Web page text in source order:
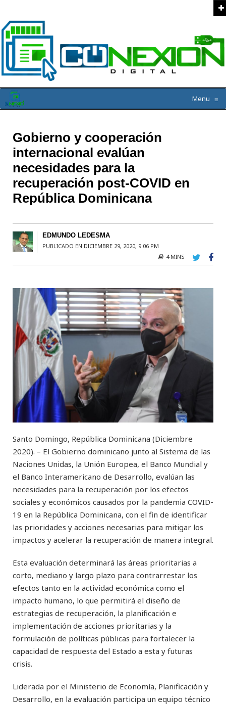
Menu ≡
Gobierno y cooperación
internacional evalúan
necesidades para la
recuperación post-COVID en
República Dominicana
EDMUNDO LEDESMA
PUBLICADO EN DICIEMBRE 29, 2020, 9:06 PM
4 MINS
Santo Domingo, República Dominicana (Diciembre
2020). – El Gobierno dominicano junto al Sistema de las
Naciones Unidas, la Unión Europea, el Banco Mundial y
el Banco Interamericano de Desarrollo, evalúan las
necesidades para la recuperación por los efectos
sociales y económicos causados por la pandemia COVID-
19 en la República Dominicana, con el fin de identificar
las prioridades y acciones necesarias para mitigar los
impactos y acelerar la recuperación de manera integral.
Esta evaluación determinará las áreas prioritarias a
corto, mediano y largo plazo para contrarrestar los
efectos tanto en la actividad económica como el
impacto humano, lo que permitirá el diseño de
estrategias de recuperación, la planificación e
implementación de acciones prioritarias y la
formulación de políticas públicas para fortalecer la
capacidad de respuesta del Estado a esta y futuras
crisis.
Liderada por el Ministerio de Economía, Planificación y
Desarrollo, en la evaluación participa un equipo técnico